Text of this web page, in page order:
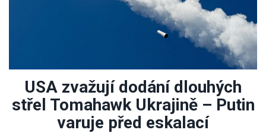
USA zvažují dodání dlouhých
střel Tomahawk Ukrajině – Putin
varuje před eskalací